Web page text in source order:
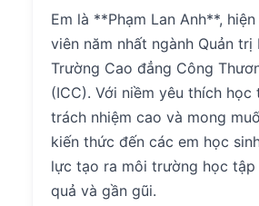
Em là **Phạm Lan Anh**,
viên năm nhất ngành Quản trị
Trường Cao đẳng Công
(ICC). Với niềm yêu thích học
trách nhiệm cao và mong
kiến thức đến các em học
lực tạo ra môi trường học tập
quả và gần gũi.